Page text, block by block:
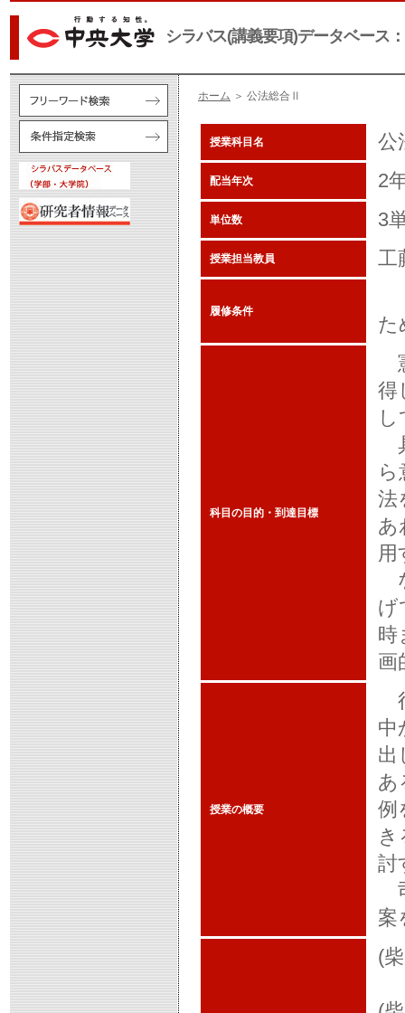
シラバス(講義要項)データベース
ホーム ＞ 公法総合Ⅱ
授業科目名 公
配当年次 2
単位数 3
授業担当教員 工
履修条件
た
科目の目的・到達目標
得
法
あ
用
げ
時
画
授業の概要
中
出
あ
例
討
案
(